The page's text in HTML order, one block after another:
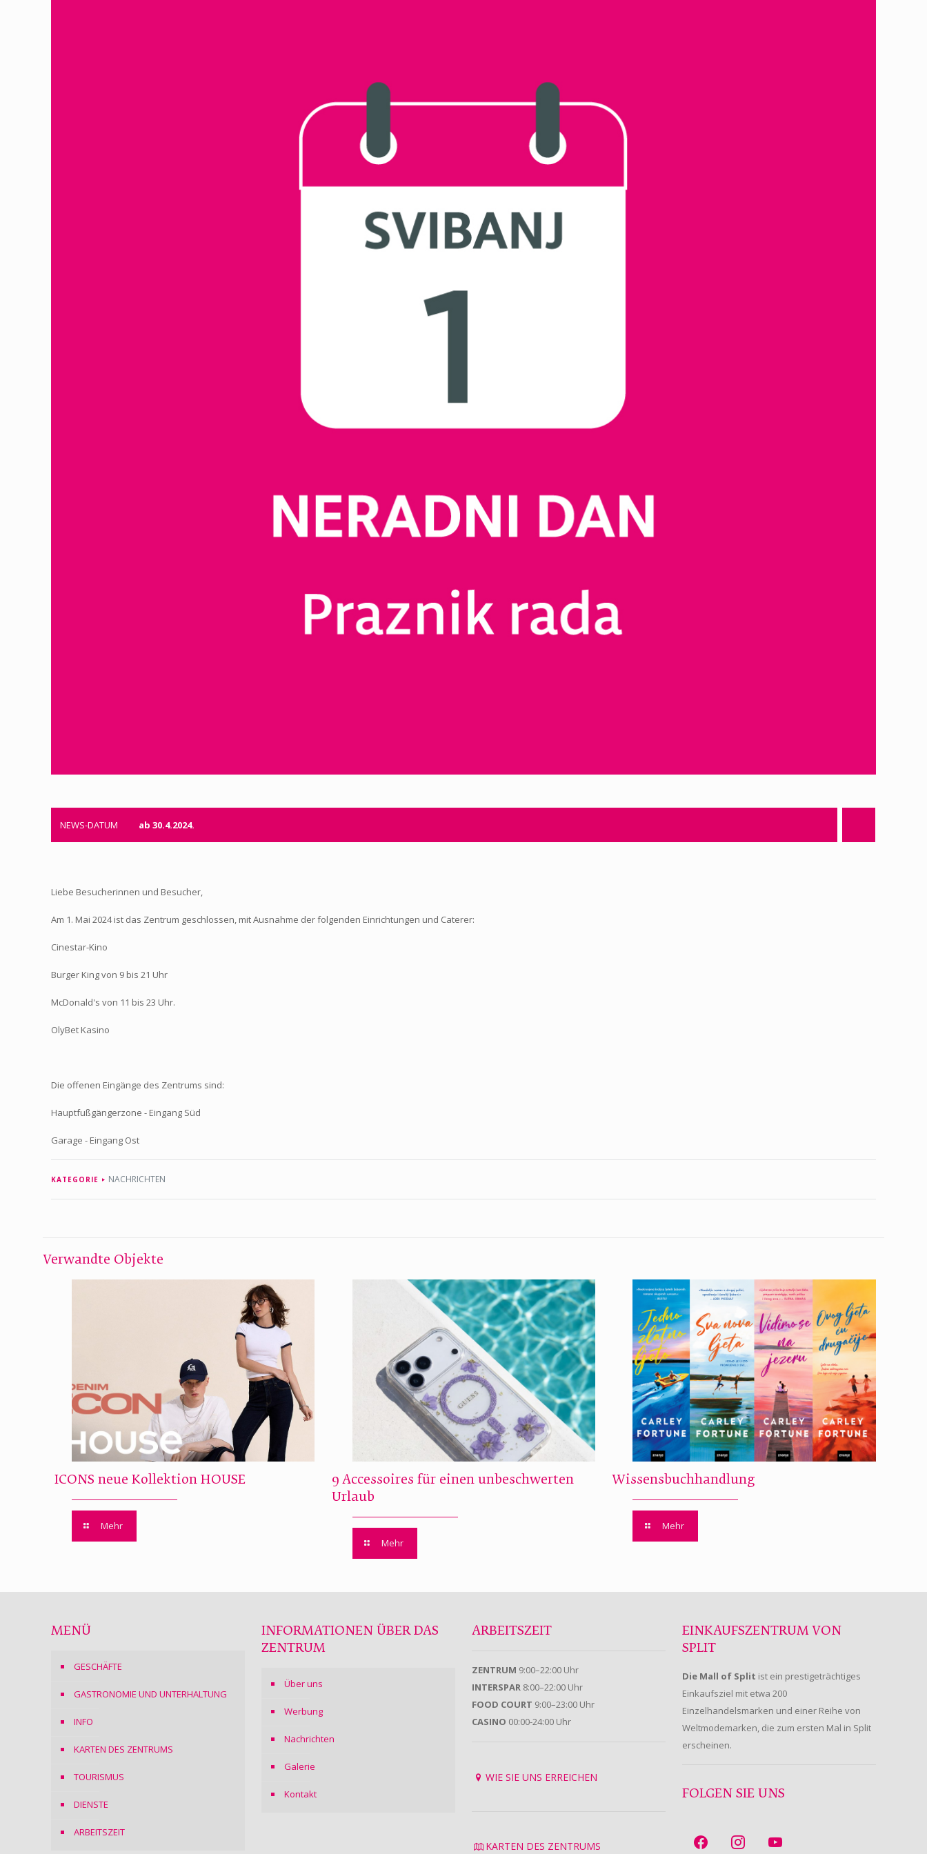
NEWS-DATUM ab 30.4.2024.
Liebe Besucherinnen und Besucher,
Am 1. Mai 2024 ist das Zentrum geschlossen, mit Ausnahme der folgenden Einrichtungen und Caterer:
Cinestar-Kino
Burger King von 9 bis 21 Uhr
McDonald's von 11 bis 23 Uhr.
OlyBet Kasino
Die offenen Eingänge des Zentrums sind:
Hauptfußgängerzone - Eingang Süd
Garage - Eingang Ost
KATEGORIE NACHRICHTEN
Verwandte Objekte
ICONS neue Kollektion HOUSE
Mehr
9 Accessoires für einen unbeschwerten
Urlaub
Mehr
Wissensbuchhandlung
Mehr
MENÜ
GESCHÄFTE
GASTRONOMIE UND UNTERHALTUNG
INFO
KARTEN DES ZENTRUMS
TOURISMUS
DIENSTE
ARBEITSZEIT
INFORMATIONEN ÜBER DAS
ZENTRUM
Über uns
Werbung
Nachrichten
Galerie
Kontakt
ARBEITSZEIT
ZENTRUM 9:00–22:00 Uhr
INTERSPAR 8:00–22:00 Uhr
FOOD COURT 9:00–23:00 Uhr
CASINO 00:00-24:00 Uhr
WIE SIE UNS ERREICHEN
KARTEN DES ZENTRUMS
EINKAUFSZENTRUM VON
SPLIT
Die Mall of Split ist ein prestigeträchtiges
Einkaufsziel mit etwa 200
Einzelhandelsmarken und einer Reihe von
Weltmodemarken, die zum ersten Mal in Split
erscheinen.
FOLGEN SIE UNS